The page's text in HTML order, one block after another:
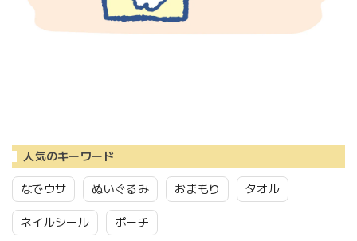
人気のキーワード
なでウサ ぬいぐるみ おまもり タオル
ネイルシール ポーチ